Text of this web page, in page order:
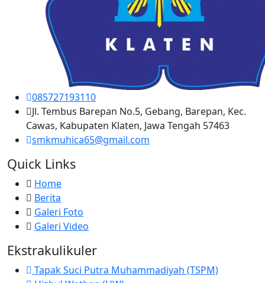
085727193110
Jl. Tembus Barepan No.5, Gebang, Barepan, Kec.
Cawas, Kabupaten Klaten, Jawa Tengah 57463
smkmuhica65@gmail.com
Quick Links
Home
Berita
Galeri Foto
Galeri Video
Ekstrakulikuler
Tapak Suci Putra Muhammadiyah (TSPM)